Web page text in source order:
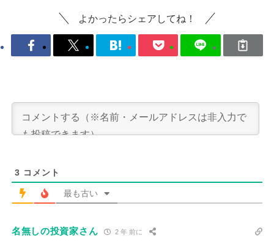
よかったらシェアしてね！
3 コメント
最も古い
名無しの投資家さん 2 年 前に